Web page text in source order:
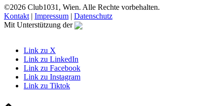
©2026 Club1031, Wien. Alle Rechte vorbehalten.
Kontakt | Impressum | Datenschutz
Mit Unterstützung der
Link zu X
Link zu LinkedIn
Link zu Facebook
Link zu Instagram
Link zu Tiktok